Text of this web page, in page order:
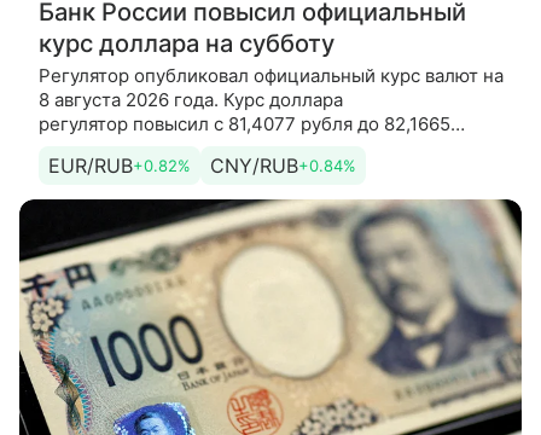
Банк России повысил официальный
курс доллара на субботу
Регулятор опубликовал официальный курс валют на
8 августа 2026 года. Курс доллара
регулятор повысил с 81,4077 рубля до 82,1665
94,0585 рубля до 94,8366 рубля. Кроме
EUR/RUB+0.82% CNY/RUB+0.84%